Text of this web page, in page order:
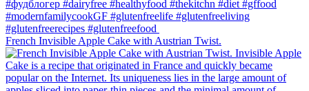
French Invisible Apple Cake with Austrian Twist.⁠